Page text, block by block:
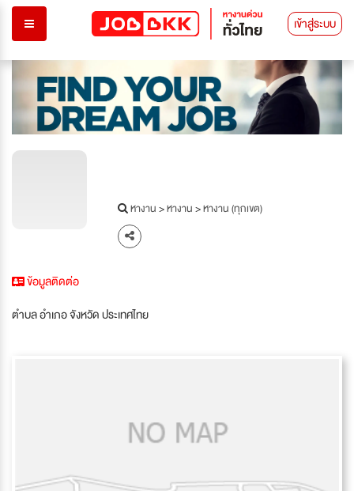
เข้าสู่ระบบ
หางาน>หางาน>หางาน (ทุกเขต)
ข้อมูลติดต่อ
ตำบล อำเภอ จังหวัด ประเทศไทย